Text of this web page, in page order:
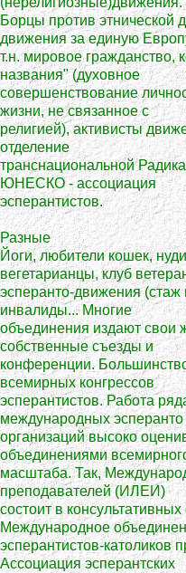
Борцы против этнической
движения за единую
т.н. мировое
названия" (духовное
совершенствование
жизни, не связанное с
религией), активисты
отделение
транснациональной
ЮНЕСКО - ассоциация
эсперантистов.
Разные
Йоги, любители кошек,
вегетарианцы, клуб
эсперанто-движения
инвалиды... Многие
объединения издают свои
собственные съезды и
конференции.
всемирных конгрессов
эсперантистов. Работа
международных эсперанто
организаций высоко
объединениями
масштаба. Так,
преподавателей (ИЛЕИ)
состоит в
Международное
эсперантистов-
Ассоциация эсперантских